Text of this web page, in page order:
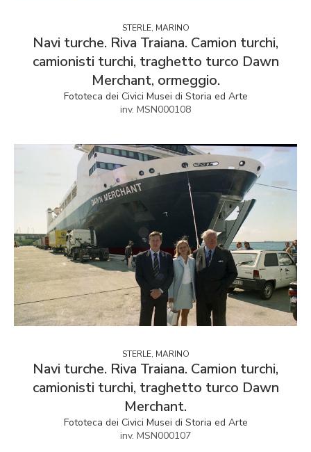
STERLE, MARINO
Navi turche. Riva Traiana. Camion turchi,
camionisti turchi, traghetto turco Dawn
Merchant, ormeggio.
Fototeca dei Civici Musei di Storia ed Arte
inv. MSN000108
STERLE, MARINO
Navi turche. Riva Traiana. Camion turchi,
camionisti turchi, traghetto turco Dawn
Merchant.
Fototeca dei Civici Musei di Storia ed Arte
inv. MSN000107